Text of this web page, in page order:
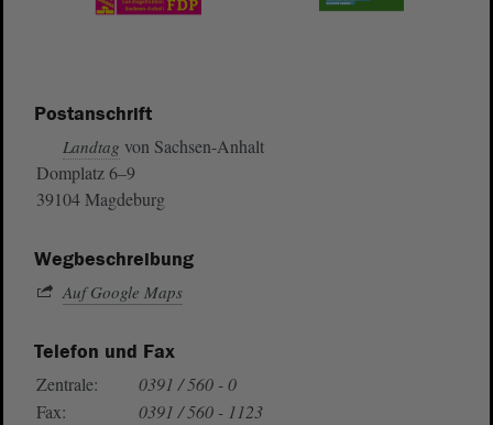
Postanschrift
Landtag von Sachsen-Anhalt
Domplatz 6–9
39104 Magdeburg
Wegbeschreibung
Auf Google Maps
Telefon und Fax
Zentrale:
0391 / 560 - 0
Fax:
0391 / 560 - 1123